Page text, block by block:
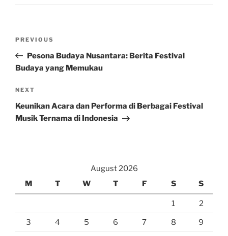
Previous
Post
PREVIOUS
Pesona Budaya Nusantara: Berita Festival
Budaya yang Memukau
Next
Post
NEXT
Keunikan Acara dan Performa di Berbagai Festival
Musik Ternama di Indonesia
August 2026
M
T W T F S S
1 2
3 4 5 6 7 8 9